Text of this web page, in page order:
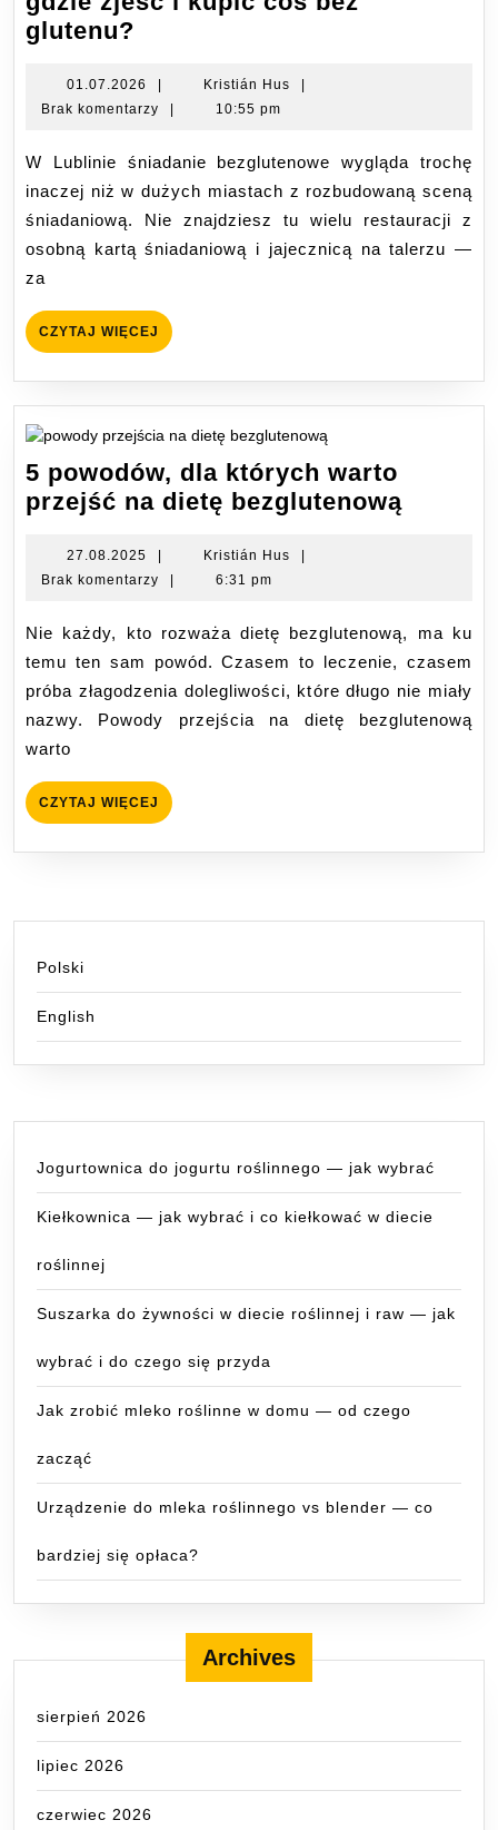
glutenu?
Lublin
–
zjeść
kupić
coś
glutenu?
01.07.2026 01.07.2026Kristián Hus
Kristián
Brak komentarzy
10:55 pm
W Lublinie śniadanie bezglutenowe wygląda trochę
inaczej niż w dużych miastach z rozbudowaną sceną
śniadaniową. Nie znajdziesz tu wielu restauracji z
osobną kartą śniadaniową i jajecznicą na talerzu —
za
CZYTAJ WIĘCEJ CZYTAJ
WIĘCEJ
5 powodów, dla których warto
przejść na dietę bezglutenową5
przejść
na
dietę
27.08.2025 27.08.2025Kristián Hus
Kristián
Brak komentarzy
6:31 pm
Nie każdy, kto rozważa dietę bezglutenową, ma ku
temu ten sam powód. Czasem to leczenie, czasem
próba złagodzenia dolegliwości, które długo nie miały
nazwy. Powody przejścia na dietę bezglutenową
warto
CZYTAJ WIĘCEJ CZYTAJ
WIĘCEJ
Polski
English
Jogurtownica do jogurtu roślinnego — jak wybrać
Kiełkownica — jak wybrać i co kiełkować w diecie
roślinnej
Suszarka do żywności w diecie roślinnej i raw — jak
wybrać i do czego się przyda
Jak zrobić mleko roślinne w domu — od czego
zacząć
Urządzenie do mleka roślinnego vs blender — co
bardziej się opłaca?
Archives
sierpień 2026
lipiec 2026
czerwiec 2026